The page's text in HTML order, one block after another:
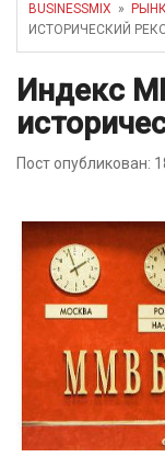
BUSINESSMIX »
ИСТОРИЧЕСКИЙ
Индекс
Пост опубликован: